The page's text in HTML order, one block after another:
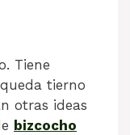
Tiene
tierno
otras ideas
bizcocho